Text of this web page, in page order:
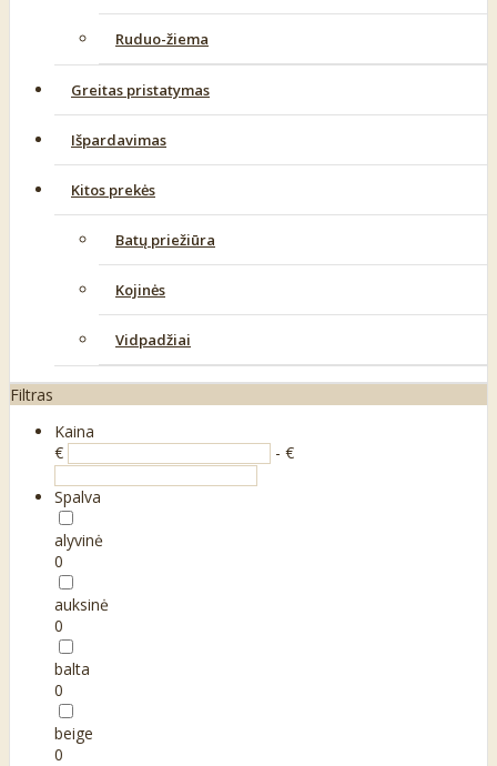
Ruduo-žiema
Greitas pristatymas
Išpardavimas
Kitos prekės
Batų priežiūra
Kojinės
Vidpadžiai
Filtras
Kaina
€
- €
Spalva
alyvinė
0
auksinė
0
balta
0
beige
0